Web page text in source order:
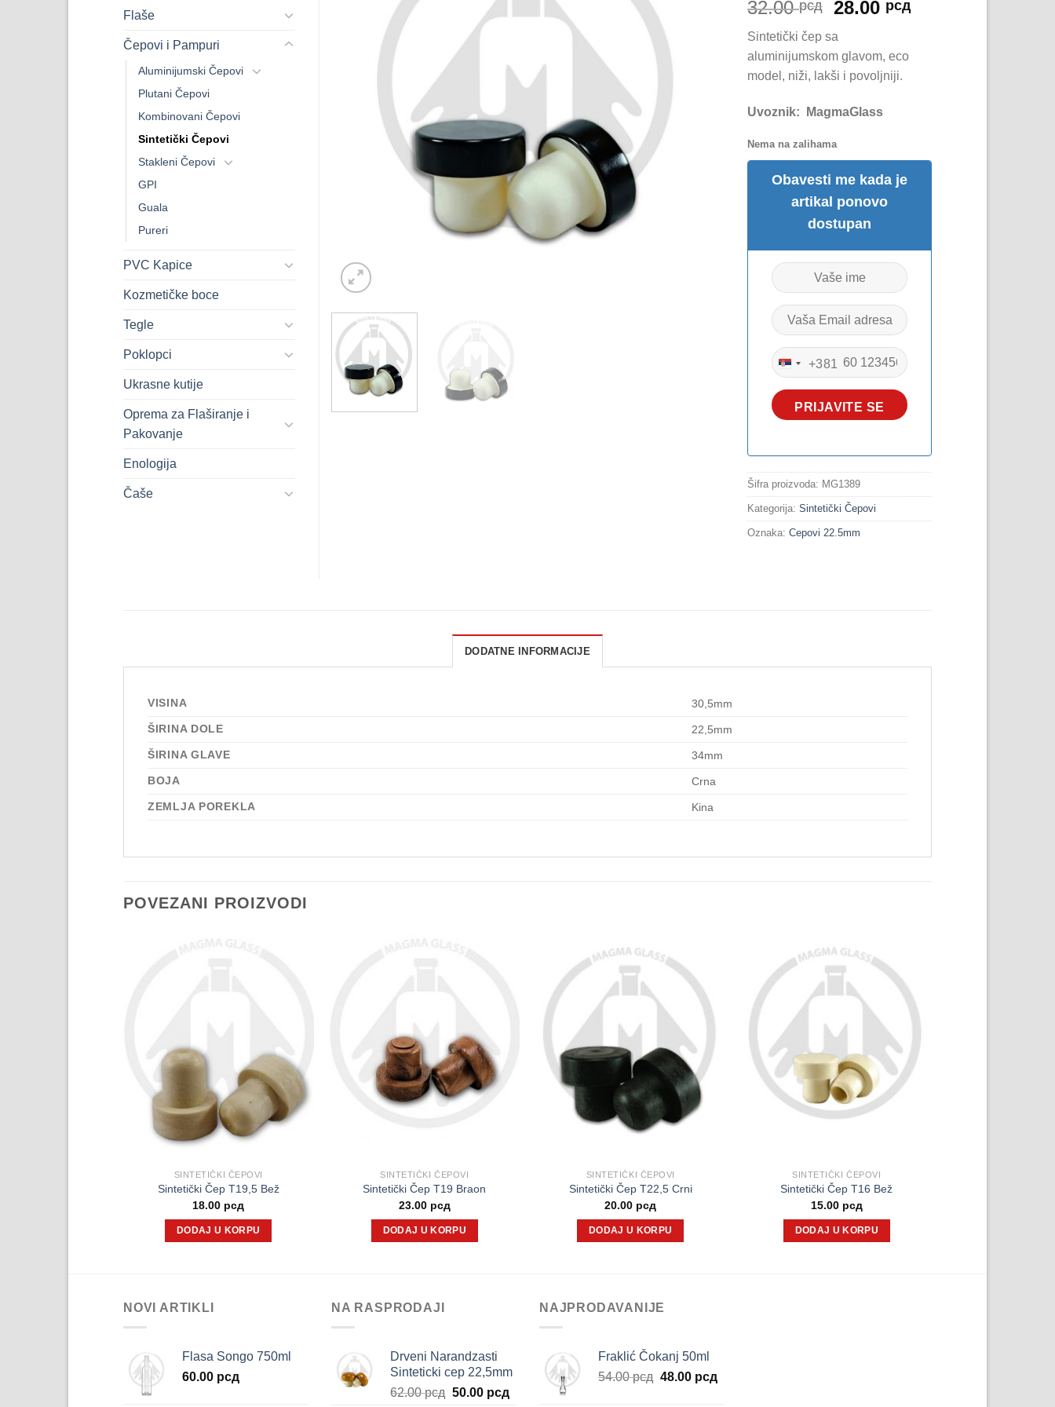
32.00рсд
Originalna
je
bila:
32.00 рсд.
28.00 рсдTrenutna
Sintetički čep sa
aluminijumskom glavom, eco
model, niži, lakši i povoljniji.
Uvoznik: MagmaGlass
Nema na zalihama
Obavesti me kada je
artikal ponovo
dostupan
SERBIA
+381
+381
PRIJAVITE SE
Šifra proizvoda: MG1389
Kategorija: Sintetički Čepovi
Oznaka: Cepovi 22.5mm
Flaše
Čepovi i Pampuri
Aluminijumski Čepovi
Plutani Čepovi
Kombinovani Čepovi
Sintetički Čepovi
Stakleni Čepovi
GPI
Guala
Pureri
PVC Kapice
Kozmetičke boce
Tegle
Poklopci
Ukrasne kutije
Oprema za Flaširanje i
Pakovanje
Enologija
Čaše
DODATNE INFORMACIJE
VISINA
30,5mm
ŠIRINA DOLE
22,5mm
ŠIRINA GLAVE
34mm
BOJA
Crna
ZEMLJA POREKLA
Kina
POVEZANI PROIZVODI
SINTETIČKI ČEPOVI
Sintetički Čep T19,5 Bež
18.00 рсд
DODAJ U KORPU
SINTETIČKI ČEPOVI
Sintetički Čep T19 Braon
23.00 рсд
DODAJ U KORPU
SINTETIČKI ČEPOVI
Sintetički Čep T22,5 Crni
20.00 рсд
DODAJ U KORPU
SINTETIČKI ČEPOVI
Sintetički Čep T16 Bež
15.00 рсд
DODAJ U KORPU
NOVI ARTIKLI
Flasa Songo 750ml
60.00 рсд
NA RASPRODAJI
Drveni Narandzasti
Sinteticki cep 22,5mm
62.00рсд Originalna
50.00 рсдTrenutna
NAJPRODAVANIJE
Fraklić Čokanj 50ml
54.00рсд Originalna
48.00 рсдTrenutna